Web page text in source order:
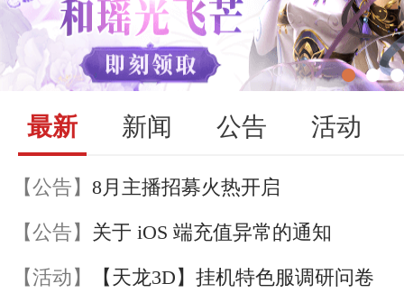
最新 新闻 公告 活动
【公告】 8月主播招募火热开启
【公告】 关于 iOS 端充值异常的通知
【活动】
【天龙3D】挂机特色服调研问卷